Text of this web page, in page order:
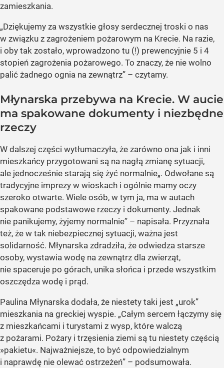
zamieszkania.
„Dziękujemy za wszystkie głosy serdecznej troski o nas
w związku z zagrożeniem pożarowym na Krecie. Na razie,
i oby tak zostało, wprowadzono tu (!) prewencyjnie 5 i 4
stopień zagrożenia pożarowego. To znaczy, że nie wolno
palić żadnego ognia na zewnątrz” – czytamy.
Młynarska przebywa na Krecie. W aucie
ma spakowane dokumenty i niezbędne
rzeczy
W dalszej części wytłumaczyła, że zarówno ona jak i inni
mieszkańcy przygotowani są na nagłą zmianę sytuacji,
ale jednocześnie starają się żyć normalnie„. Odwołane są
tradycyjne imprezy w wioskach i ogólnie mamy oczy
szeroko otwarte. Wiele osób, w tym ja, ma w autach
spakowane podstawowe rzeczy i dokumenty. Jednak
nie panikujemy, żyjemy normalnie” – napisała. Przyznała
też, że w tak niebezpiecznej sytuacji, ważna jest
solidarność. Młynarska zdradziła, że odwiedza starsze
osoby, wystawia wodę na zewnątrz dla zwierząt,
nie spaceruje po górach, unika słońca i przede wszystkim
oszczędza wodę i prąd.
Paulina Młynarska dodała, że niestety taki jest „urok”
mieszkania na greckiej wyspie. „Całym sercem łączymy się
z mieszkańcami i turystami z wysp, które walczą
z pożarami. Pożary i trzęsienia ziemi są tu niestety częścią
»pakietu«. Najważniejsze, to być odpowiedzialnym
i naprawdę nie olewać ostrzeżeń” – podsumowała.